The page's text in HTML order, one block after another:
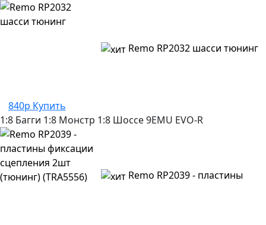
Remo RP2032 шасси тюнинг
840р Купить
1:8 Багги 1:8 Монстр 1:8 Шоссе9EMU EVO-R
Remo RP2039 - пластины